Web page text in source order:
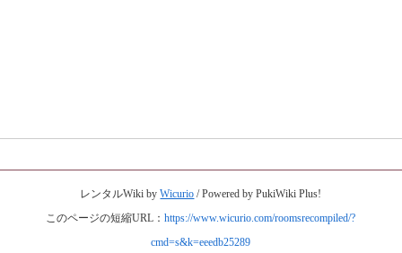
レンタルWiki byWicurio / Powered by PukiWiki Plus!
このページの短縮URL：https://www.wicurio.com/roomsrecompiled/?
cmd=s&k=eeedb25289